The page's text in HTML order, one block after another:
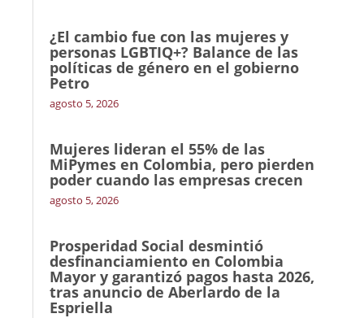
¿El cambio fue con las mujeres y
personas LGBTIQ+? Balance de las
políticas de género en el gobierno
Petro
agosto 5, 2026
Mujeres lideran el 55% de las
MiPymes en Colombia, pero pierden
poder cuando las empresas crecen
agosto 5, 2026
Prosperidad Social desmintió
desfinanciamiento en Colombia
Mayor y garantizó pagos hasta 2026,
tras anuncio de Aberlardo de la
Espriella